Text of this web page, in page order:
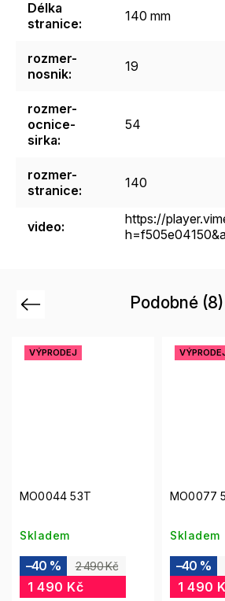
Délka
stranice: 140 mm
rozmer-
nosnik: 19
rozmer-
ocnice-
sirka:
54
rozmer-
stranice: 140
video:
https://
Podobné (8)
Previous
VÝPRODEJ
MO0077 52F
Skladem
2 490 Kč
–40 %
1 490 Kč
–40
1